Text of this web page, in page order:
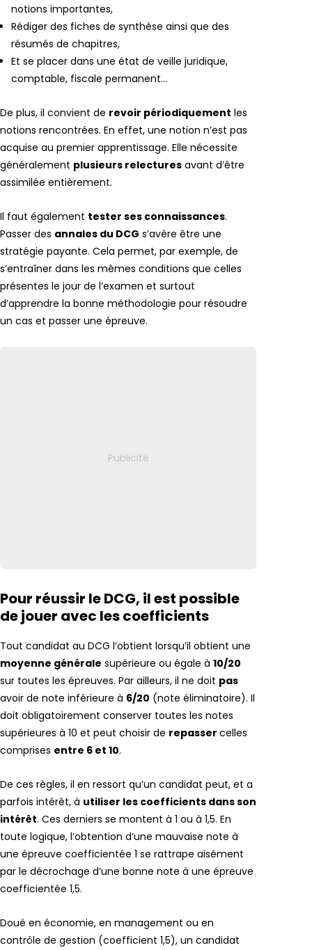
notions importantes,
Rédiger des fiches de synthèse ainsi que des
résumés de chapitres,
Et se placer dans une état de veille juridique,
comptable, fiscale permanent…
De plus, il convient de revoir périodiquement les
notions rencontrées. En effet, une notion n’est pas
acquise au premier apprentissage. Elle nécessite
généralement plusieurs relectures avant d’être
assimilée entièrement.
Il faut également tester ses connaissances.
Passer des annales du DCG s’avère être une
stratégie payante. Cela permet, par exemple, de
s’entraîner dans les mêmes conditions que celles
présentes le jour de l’examen et surtout
d’apprendre la bonne méthodologie pour résoudre
un cas et passer une épreuve.
Pour réussir le DCG, il est possible
de jouer avec les coefficients
Tout candidat au DCG l’obtient lorsqu’il obtient une
moyenne générale supérieure ou égale à 10/20
sur toutes les épreuves. Par ailleurs, il ne doit pas
avoir de note inférieure à 6/20 (note éliminatoire). Il
doit obligatoirement conserver toutes les notes
supérieures à 10 et peut choisir de repasser celles
comprises entre 6 et 10.
De ces règles, il en ressort qu’un candidat peut, et a
parfois intérêt, à utiliser les coefficients dans son
intérêt. Ces derniers se montent à 1 ou à 1,5. En
toute logique, l’obtention d’une mauvaise note à
une épreuve coefficientée 1 se rattrape aisément
par le décrochage d’une bonne note à une épreuve
coefficientée 1,5.
Doué en économie, en management ou en
contrôle de gestion (coefficient 1,5), un candidat